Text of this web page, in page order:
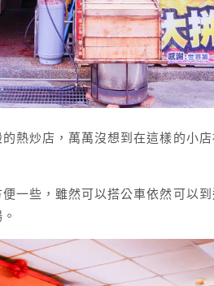
熱炒店，萬萬沒想到在這樣的小
一些，雖然可以搭公車依然可以